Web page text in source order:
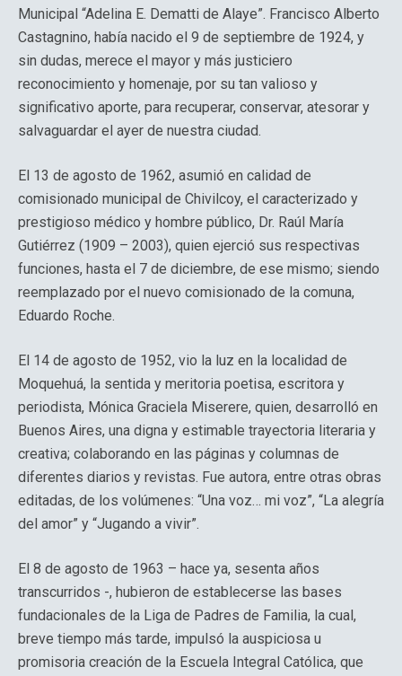
Municipal “Adelina E. Dematti de Alaye”. Francisco Alberto
Castagnino, había nacido el 9 de septiembre de 1924, y
sin dudas, merece el mayor y más justiciero
reconocimiento y homenaje, por su tan valioso y
significativo aporte, para recuperar, conservar, atesorar y
salvaguardar el ayer de nuestra ciudad.
El 13 de agosto de 1962, asumió en calidad de
comisionado municipal de Chivilcoy, el caracterizado y
prestigioso médico y hombre público, Dr. Raúl María
Gutiérrez (1909 – 2003), quien ejerció sus respectivas
funciones, hasta el 7 de diciembre, de ese mismo; siendo
reemplazado por el nuevo comisionado de la comuna,
Eduardo Roche.
El 14 de agosto de 1952, vio la luz en la localidad de
Moquehuá, la sentida y meritoria poetisa, escritora y
periodista, Mónica Graciela Miserere, quien, desarrolló en
Buenos Aires, una digna y estimable trayectoria literaria y
creativa; colaborando en las páginas y columnas de
diferentes diarios y revistas. Fue autora, entre otras obras
editadas, de los volúmenes: “Una voz… mi voz”, “La alegría
del amor” y “Jugando a vivir”.
El 8 de agosto de 1963 – hace ya, sesenta años
transcurridos -, hubieron de establecerse las bases
fundacionales de la Liga de Padres de Familia, la cual,
breve tiempo más tarde, impulsó la auspiciosa u
promisoria creación de la Escuela Integral Católica, que